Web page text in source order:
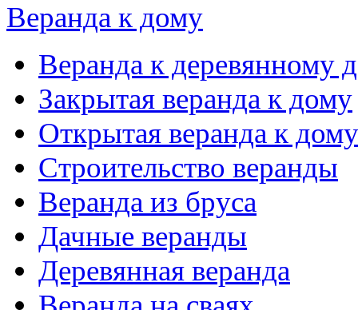
Веранда к дому
Веранда к деревянному
Закрытая веранда к дому
Открытая веранда к дому
Строительство веранды
Веранда из бруса
Дачные веранды
Деревянная веранда